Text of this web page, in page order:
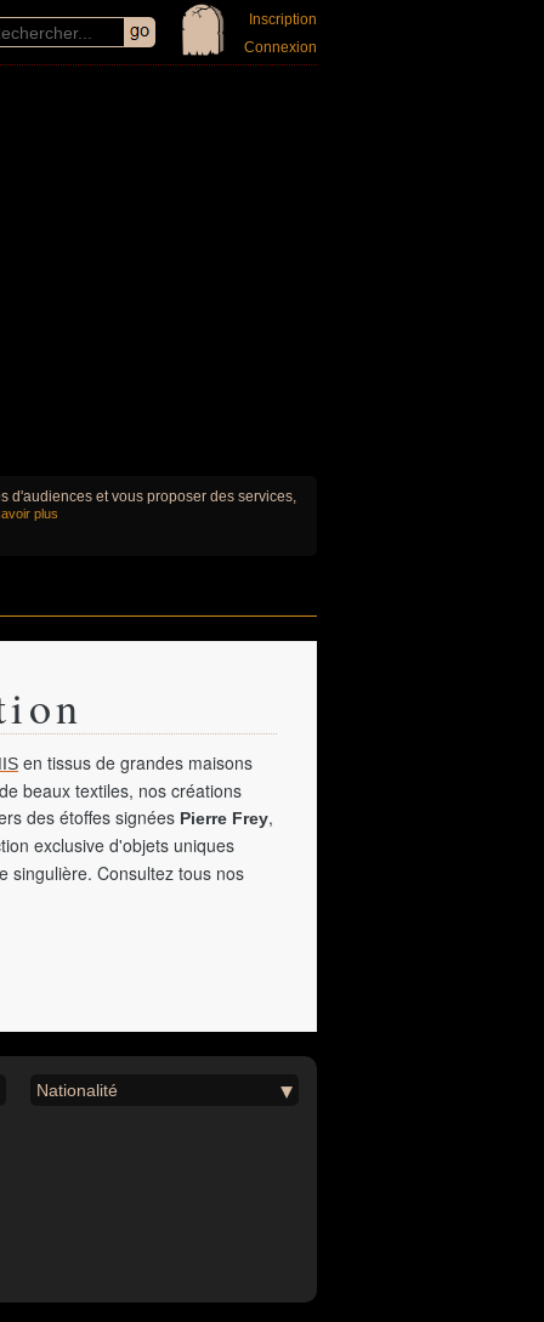
Inscription
Connexion
d'audiences et vous proposer des services,
plus
en tissus de grandes maisons
beaux textiles, nos créations
des étoffes signées Pierre Frey,
exclusive d'objets uniques
singulière. Consultez tous nos
Nationalité